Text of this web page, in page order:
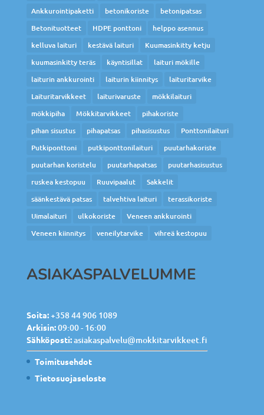
Ankkurointipaketti
betonikoriste
betonipatsas
Betonituotteet
HDPE ponttoni
helppo asennus
kelluva laituri
kestävä laituri
Kuumasinkitty ketju
kuumasinkitty teräs
käyntisillat
laituri mökille
laiturin ankkurointi
laiturin kiinnitys
laituritarvike
Laituritarvikkeet
laiturivaruste
mökkilaituri
mökkipiha
Mökkitarvikkeet
pihakoriste
pihan sisustus
pihapatsas pihasisustus
Ponttonilaituri
Putkiponttoni
putkiponttonilaituri
puutarhakoriste
puutarhan koristelu
puutarhapatsas
puutarhasisustus
ruskea kestopuu
Ruuvipaalut
Sakkelit
säänkestävä patsas
talvehtiva laituri
terassikoriste
Uimalaituri
ulkokoriste
Veneen ankkurointi
Veneen kiinnitys
veneilytarvike vihreä kestopuu
ASIAKASPALVELUMME
Soita:+358 44 906 1089
Arkisin:09:00 - 16:00
Sähköposti:asiakaspalvelu@mokkitarvikkeet.fi
Toimitusehdot
Tietosuojaseloste